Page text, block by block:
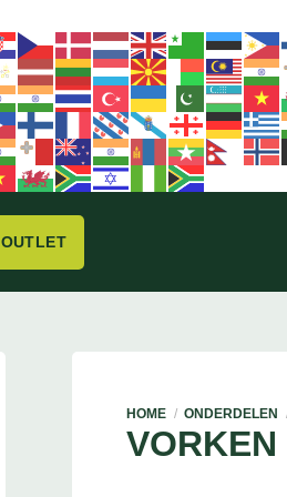
OUTLET
HOME / ONDERDELEN